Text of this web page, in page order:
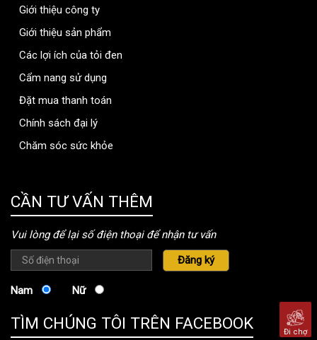
Giới thiệu công ty
Giới thiệu sản phẩm
Các lợi ích của tỏi đen
Cẩm nang sử dụng
Đặt mua thanh toán
Chính sách đại lý
Chăm sóc sức khỏe
CẦN TƯ VẤN THÊM
Vui lòng để lại số điện thoại để nhận tư vấn
Nam Nữ
TÌM CHÚNG TÔI TRÊN FACEBOOK Đi chợ